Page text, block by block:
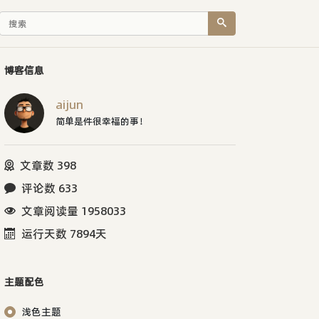
博客信息
aijun
简单是件很幸福的事！
文章数 398
评论数 633
文章阅读量 1958033
运行天数 7894天
主题配色
浅色主题